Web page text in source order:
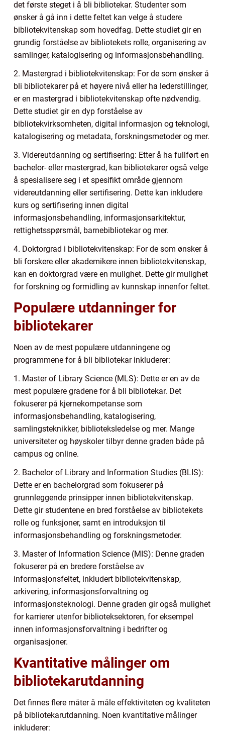
det første steget i å bli bibliotekar. Studenter som
ønsker å gå inn i dette feltet kan velge å studere
bibliotekvitenskap som hovedfag. Dette studiet gir en
grundig forståelse av bibliotekets rolle, organisering av
samlinger, katalogisering og informasjonsbehandling.
2. Mastergrad i bibliotekvitenskap: For de som ønsker å
bli bibliotekarer på et høyere nivå eller ha lederstillinger,
er en mastergrad i bibliotekvitenskap ofte nødvendig.
Dette studiet gir en dyp forståelse av
bibliotekvirksomheten, digital informasjon og teknologi,
katalogisering og metadata, forskningsmetoder og mer.
3. Videreutdanning og sertifisering: Etter å ha fullført en
bachelor- eller mastergrad, kan bibliotekarer også velge
å spesialisere seg i et spesifikt område gjennom
videreutdanning eller sertifisering. Dette kan inkludere
kurs og sertifisering innen digital
informasjonsbehandling, informasjonsarkitektur,
rettighetsspørsmål, barnebibliotekar og mer.
4. Doktorgrad i bibliotekvitenskap: For de som ønsker å
bli forskere eller akademikere innen bibliotekvitenskap,
kan en doktorgrad være en mulighet. Dette gir mulighet
for forskning og formidling av kunnskap innenfor feltet.
Populære utdanninger for
bibliotekarer
Noen av de mest populære utdanningene og
programmene for å bli bibliotekar inkluderer:
1. Master of Library Science (MLS): Dette er en av de
mest populære gradene for å bli bibliotekar. Det
fokuserer på kjernekompetanse som
informasjonsbehandling, katalogisering,
samlingsteknikker, biblioteksledelse og mer. Mange
universiteter og høyskoler tilbyr denne graden både på
campus og online.
2. Bachelor of Library and Information Studies (BLIS):
Dette er en bachelorgrad som fokuserer på
grunnleggende prinsipper innen bibliotekvitenskap.
Dette gir studentene en bred forståelse av bibliotekets
rolle og funksjoner, samt en introduksjon til
informasjonsbehandling og forskningsmetoder.
3. Master of Information Science (MIS): Denne graden
fokuserer på en bredere forståelse av
informasjonsfeltet, inkludert bibliotekvitenskap,
arkivering, informasjonsforvaltning og
informasjonsteknologi. Denne graden gir også mulighet
for karrierer utenfor biblioteksektoren, for eksempel
innen informasjonsforvaltning i bedrifter og
organisasjoner.
Kvantitative målinger om
bibliotekarutdanning
Det finnes flere måter å måle effektiviteten og kvaliteten
på bibliotekarutdanning. Noen kvantitative målinger
inkluderer: